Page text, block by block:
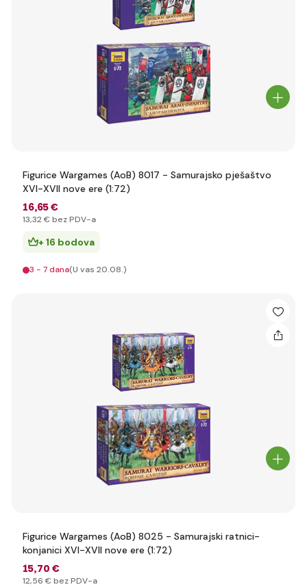
Figurice Wargames (AoB) 8017 - Samurajsko pješaštvo
XVI-XVII nove ere (1:72)
16,65 €
13,32 € bez PDV-a
+ 16 bodova
3 - 7 dana(U vas 20.08.)
Figurice Wargames (AoB) 8025 - Samurajski ratnici-
konjanici XVI-XVII nove ere (1:72)
15,70 €
12,56 € bez PDV-a